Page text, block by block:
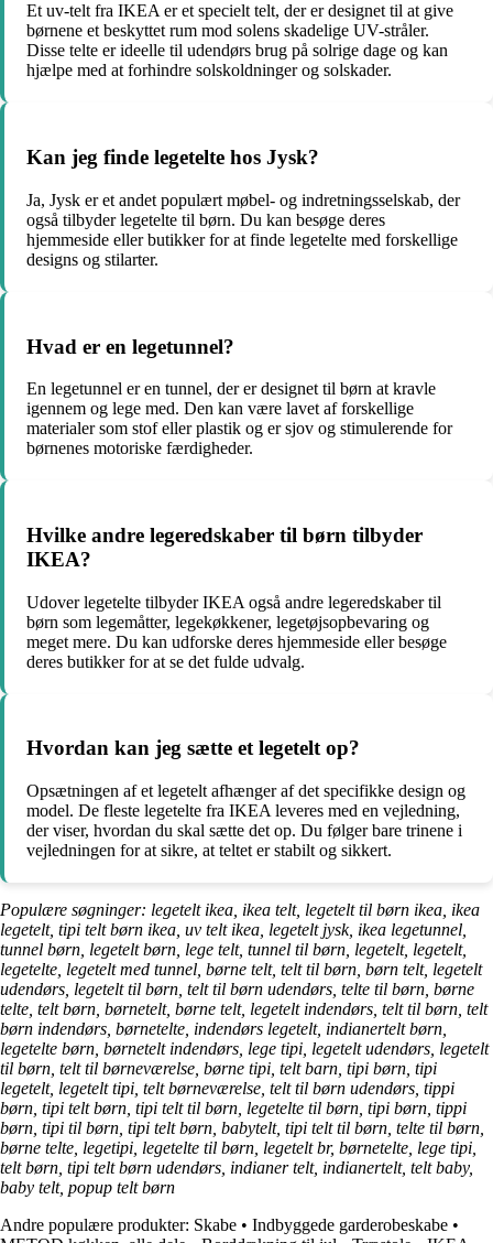
Et uv-telt fra IKEA er et specielt telt, der er designet til at give
børnene et beskyttet rum mod solens skadelige UV-stråler.
Disse telte er ideelle til udendørs brug på solrige dage og kan
hjælpe med at forhindre solskoldninger og solskader.
Kan jeg finde legetelte hos Jysk?
Ja, Jysk er et andet populært møbel- og indretningsselskab, der
også tilbyder legetelte til børn. Du kan besøge deres
hjemmeside eller butikker for at finde legetelte med forskellige
designs og stilarter.
Hvad er en legetunnel?
En legetunnel er en tunnel, der er designet til børn at kravle
igennem og lege med. Den kan være lavet af forskellige
materialer som stof eller plastik og er sjov og stimulerende for
børnenes motoriske færdigheder.
Hvilke andre legeredskaber til børn tilbyder
IKEA?
Udover legetelte tilbyder IKEA også andre legeredskaber til
børn som legemåtter, legekøkkener, legetøjsopbevaring og
meget mere. Du kan udforske deres hjemmeside eller besøge
deres butikker for at se det fulde udvalg.
Hvordan kan jeg sætte et legetelt op?
Opsætningen af et legetelt afhænger af det specifikke design og
model. De fleste legetelte fra IKEA leveres med en vejledning,
der viser, hvordan du skal sætte det op. Du følger bare trinene i
vejledningen for at sikre, at teltet er stabilt og sikkert.
Populære søgninger: legetelt ikea, ikea telt, legetelt til børn ikea, ikea
legetelt, tipi telt børn ikea, uv telt ikea, legetelt jysk, ikea legetunnel,
tunnel børn, legetelt børn, lege telt, tunnel til børn, legetelt, legetelt,
legetelte, legetelt med tunnel, børne telt, telt til børn, børn telt, legetelt
udendørs, legetelt til børn, telt til børn udendørs, telte til børn, børne
telte, telt børn, børnetelt, børne telt, legetelt indendørs, telt til børn, telt
børn indendørs, børnetelte, indendørs legetelt, indianertelt børn,
legetelte børn, børnetelt indendørs, lege tipi, legetelt udendørs, legetelt
til børn, telt til børneværelse, børne tipi, telt barn, tipi børn, tipi
legetelt, legetelt tipi, telt børneværelse, telt til børn udendørs, tippi
børn, tipi telt børn, tipi telt til børn, legetelte til børn, tipi børn, tippi
børn, tipi til børn, tipi telt børn, babytelt, tipi telt til børn, telte til børn,
børne telte, legetipi, legetelte til børn, legetelt br, børnetelte, lege tipi,
telt børn, tipi telt børn udendørs, indianer telt, indianertelt, telt baby,
baby telt, popup telt børn
Andre populære produkter: Skabe • Indbyggede garderobeskabe •